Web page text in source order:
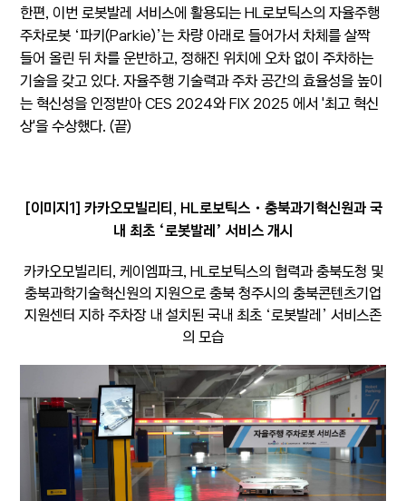
한편, 이번 로봇발레 서비스에 활용되는 HL로보틱스의 자율주행
주차로봇 ‘파키(Parkie)’는 차량 아래로 들어가서 차체를 살짝
들어 올린 뒤 차를 운반하고, 정해진 위치에 오차 없이 주차하는
기술을 갖고 있다. 자율주행 기술력과 주차 공간의 효율성을 높이
는 혁신성을 인정받아 CES 2024와 FIX 2025 에서 '최고 혁신
상'을 수상했다. (끝)
[이미지1] 카카오모빌리티, HL로보틱스・충북과기혁신원과 국
내 최초 ‘로봇발레’ 서비스 개시
카카오모빌리티, 케이엠파크, HL로보틱스의 협력과 충북도청 및
충북과학기술혁신원의 지원으로 충북 청주시의 충북콘텐츠기업
지원센터 지하 주차장 내 설치된 국내 최초 ‘로봇발레’ 서비스존
의 모습